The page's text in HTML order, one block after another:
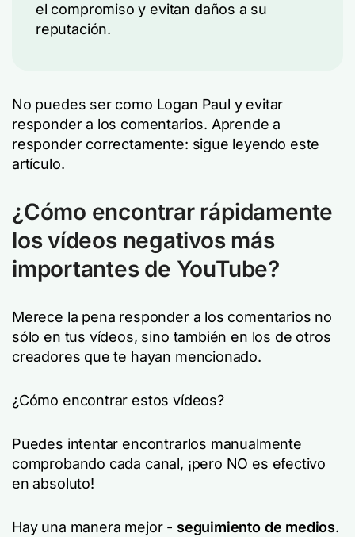
el compromiso y evitan daños a su
reputación.
No puedes ser como Logan Paul y evitar
responder a los comentarios. Aprende a
responder correctamente: sigue leyendo este
artículo.
¿Cómo encontrar rápidamente
los vídeos negativos más
importantes de YouTube?
Merece la pena responder a los comentarios no
sólo en tus vídeos, sino también en los de otros
creadores que te hayan mencionado.
¿Cómo encontrar estos vídeos?
Puedes intentar encontrarlos manualmente
comprobando cada canal, ¡pero NO es efectivo
en absoluto!
Hay una manera mejor - seguimiento de medios.